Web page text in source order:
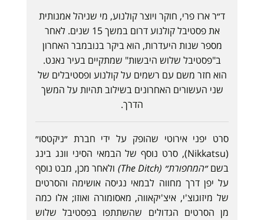
ד״ר ארז פרי, חוקר ויוצר קולנוע, מי שניהל אמנותית
את פסטיבל קולנוע דרום במשך 15 שנים. לאחר
מספר שנות היעדרות, הוא ביקר בנובמבר האחרון
ב"פסטיבל שלוש היבשות" שמתקיים בעיר נאנט.
הוא חזר משם עם רשמים על קולנוע ופסטיבלים של
שני העשורים האחרונים בשילוב תהיות על המשך
הדרך.
סרט יפני אירוטי שהופק על ידי חברת ״ניקטסו״
(Nikkatsu), סרט נוסף של הבמאי הסיני וונג בינג
בשם״המחפורת״ (The Ditch)
ולאחר מכן, מבט נוסף
על יפן דרך מחווה לבמאי נגיסה אושימה והסרטים
של מיזוגוצ'י, איצ'יקאווה, מאסומורה ואוזו; אלו כמה
מן הסרטים הגדולים שהשתתפו בפסטיבל שלוש